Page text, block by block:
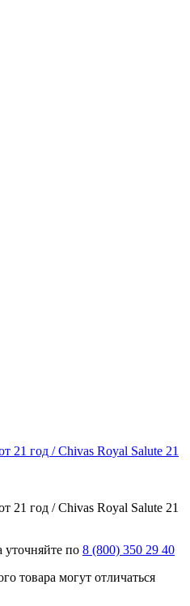
21 год / Chivas Royal Salute 21
21 год / Chivas Royal Salute 21
уточняйте по 8 (800) 350 29 40
товара могут отличаться